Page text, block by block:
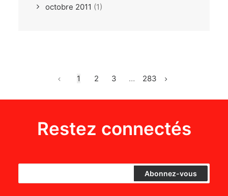
octobre 2011 (1)
1 2 3 … 283
Restez connectés